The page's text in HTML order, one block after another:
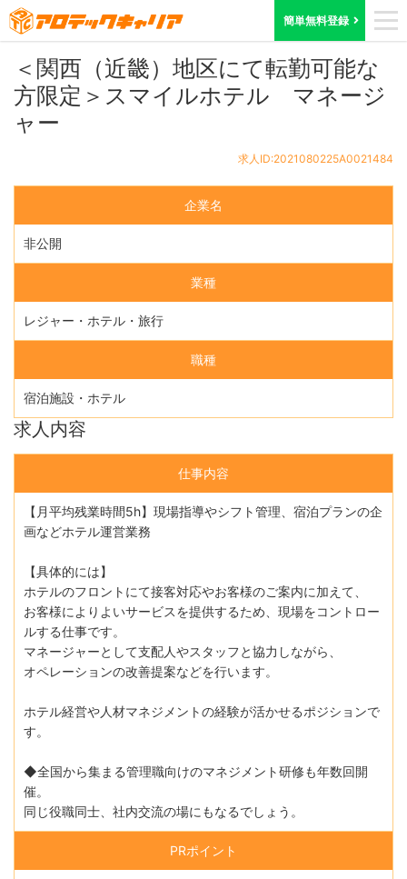
簡単無料登録
ホーム 求人検索 滋賀県 求人ID:2021080225A0021484
＜関西（近畿）地区にて転勤可能な
方限定＞スマイルホテル マネージ
ャー
求人ID:2021080225A0021484
企業名
非公開
業種
レジャー・ホテル・旅行
職種
宿泊施設・ホテル
求人内容
仕事内容
【月平均残業時間5h】現場指導やシフト管理、宿泊プランの企
画などホテル運営業務
【具体的には】
ホテルのフロントにて接客対応やお客様のご案内に加えて、
お客様によりよいサービスを提供するため、現場をコントロー
ルする仕事です。
マネージャーとして支配人やスタッフと協力しながら、
オペレーションの改善提案などを行います。
ホテル経営や人材マネジメントの経験が活かせるポジションで
す。
◆全国から集まる管理職向けのマネジメント研修も年数回開
催。
同じ役職同士、社内交流の場にもなるでしょう。
PRポイント